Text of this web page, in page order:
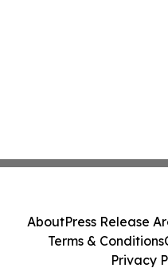
AboutPress Release
Terms & Conditions
Privacy